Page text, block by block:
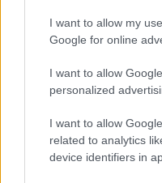
I want to allow my
Google for online
I want to allow
personalized
I want to allow
related to analytics
device identifiers in
Keressen a telefonboltok
TELEFONOK GYORSLISTA